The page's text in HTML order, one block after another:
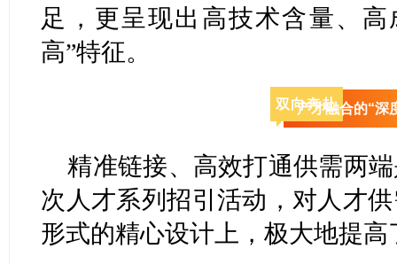
足，更呈现出高技术含量、
高”特征。
双向奔赴
产才融合的“深
精准链接、高效打通供需两
次人才系列招引活动，对人才
形式的精心设计上，极大地提